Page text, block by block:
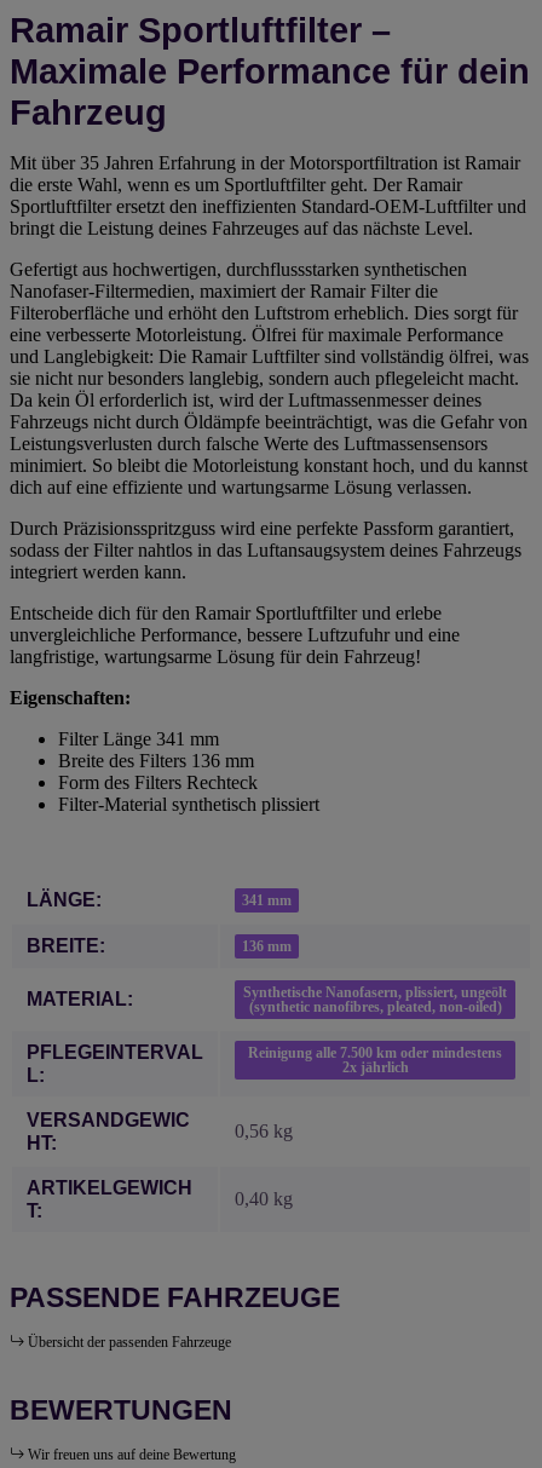
Ramair Sportluftfilter –
Maximale Performance für dein
Fahrzeug
Mit über 35 Jahren Erfahrung in der Motorsportfiltration ist Ramair
die erste Wahl, wenn es um Sportluftfilter geht. Der Ramair
Sportluftfilter ersetzt den ineffizienten Standard-OEM-Luftfilter und
bringt die Leistung deines Fahrzeuges auf das nächste Level.
Gefertigt aus hochwertigen, durchflussstarken synthetischen
Nanofaser-Filtermedien, maximiert der Ramair Filter die
Filteroberfläche und erhöht den Luftstrom erheblich. Dies sorgt für
eine verbesserte Motorleistung. Ölfrei für maximale Performance
und Langlebigkeit: Die Ramair Luftfilter sind vollständig ölfrei, was
sie nicht nur besonders langlebig, sondern auch pflegeleicht macht.
Da kein Öl erforderlich ist, wird der Luftmassenmesser deines
Fahrzeugs nicht durch Öldämpfe beeinträchtigt, was die Gefahr von
Leistungsverlusten durch falsche Werte des Luftmassensensors
minimiert. So bleibt die Motorleistung konstant hoch, und du kannst
dich auf eine effiziente und wartungsarme Lösung verlassen.
Durch Präzisionsspritzguss wird eine perfekte Passform garantiert,
sodass der Filter nahtlos in das Luftansaugsystem deines Fahrzeugs
integriert werden kann.
Entscheide dich für den Ramair Sportluftfilter und erlebe
unvergleichliche Performance, bessere Luftzufuhr und eine
langfristige, wartungsarme Lösung für dein Fahrzeug!
Eigenschaften:
Filter Länge 341 mm
Breite des Filters 136 mm
Form des Filters Rechteck
Filter-Material synthetisch plissiert
Produkteigenschaft
Wert
LÄNGE: 341 mm
BREITE: 136 mm
MATERIAL:
Synthetische Nanofasern, plissiert, ungeölt
(synthetic nanofibres, pleated, non-oiled)
PFLEGEINTERVAL
L:
Reinigung alle 7.500 km oder mindestens
2x jährlich
VERSANDGEWIC
HT:
0,56 kg
ARTIKELGEWICH
T:
0,40 kg
PASSENDE FAHRZEUGE
Übersicht der passenden Fahrzeuge
BEWERTUNGEN
Wir freuen uns auf deine Bewertung